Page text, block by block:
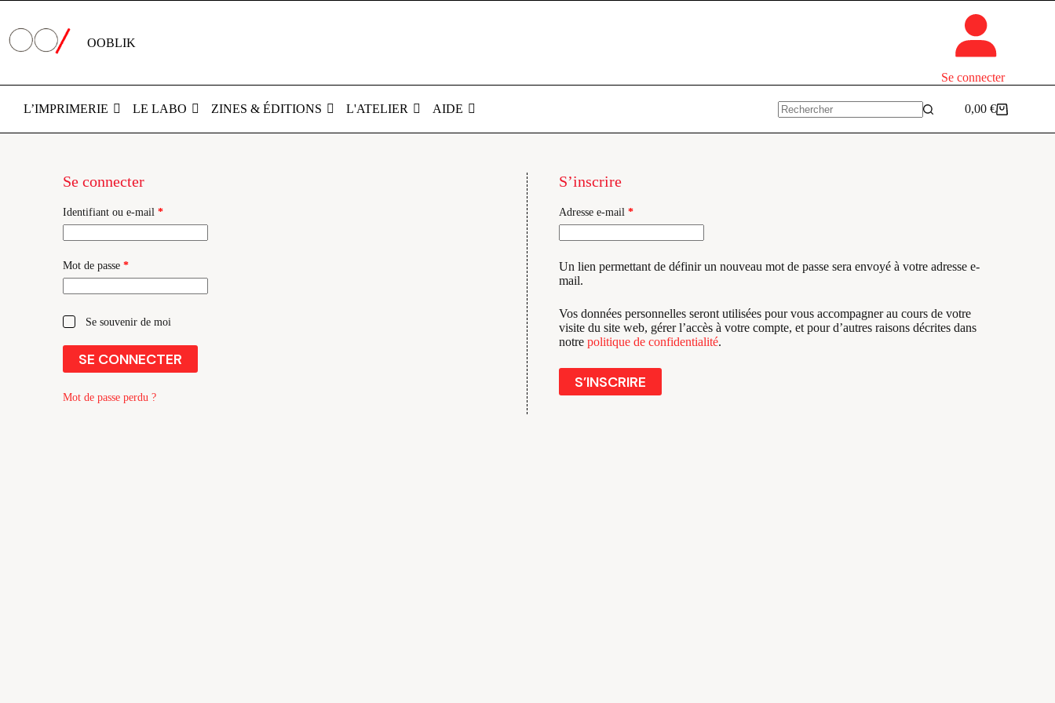
contenu
OOBLIK
Se connecter
L’IMPRIMERIE LE LABO ZINES & ÉDITIONS L'ATELIER
AIDE
résultat
Panier
0,00 €
Se connecter
Identifiant ou e-mail *Obligatoire
Mot de passe *Obligatoire
Se souvenir de moi
SE CONNECTER
Mot de passe perdu ?
S’inscrire
Adresse e-mail *Obligatoire
Un lien permettant de définir un nouveau mot de passe sera envoyé à votre adresse e-
mail.
Vos données personnelles seront utilisées pour vous accompagner au cours de votre
visite du site web, gérer l’accès à votre compte, et pour d’autres raisons décrites dans
notre politique de confidentialité.
S’INSCRIRE